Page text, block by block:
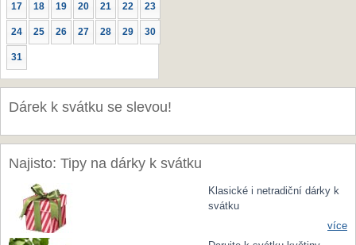
17 18 19 20 21 22 23
24 25 26 27 28 29 30
31
Dárek k svátku se slevou!
Najisto: Tipy na dárky k svátku
Klasické i netradiční dárky k
svátku
více